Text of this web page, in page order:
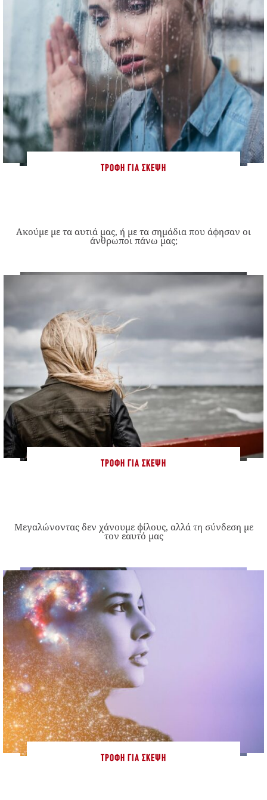
ΤΡΟΦΉ ΓΙΑ ΣΚΈΨΗ
Ακούμε με τα αυτιά μας, ή με τα σημάδια που άφησαν οι
άνθρωποι πάνω μας;
ΤΡΟΦΉ ΓΙΑ ΣΚΈΨΗ
Μεγαλώνοντας δεν χάνουμε φίλους, αλλά τη σύνδεση με
τον εαυτό μας
ΤΡΟΦΉ ΓΙΑ ΣΚΈΨΗ